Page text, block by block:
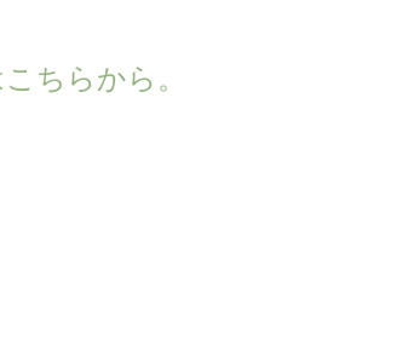
ちらから。